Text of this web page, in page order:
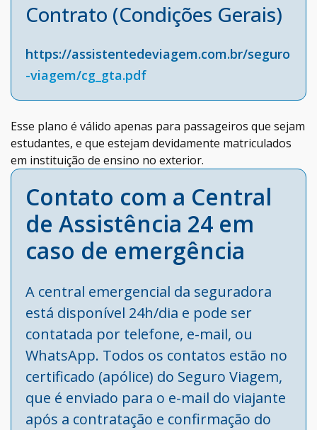
Contrato (Condições Gerais)
https://assistentedeviagem.com.br/seguro
-viagem/cg_gta.pdf
Esse plano é válido apenas para passageiros que sejam
estudantes, e que estejam devidamente matriculados
em instituição de ensino no exterior.
Contato com a Central
de Assistência 24 em
caso de emergência
A central emergencial da seguradora
está disponível 24h/dia e pode ser
contatada por telefone, e-mail, ou
WhatsApp. Todos os contatos estão no
certificado (apólice) do Seguro Viagem,
que é enviado para o e-mail do viajante
após a contratação e confirmação do